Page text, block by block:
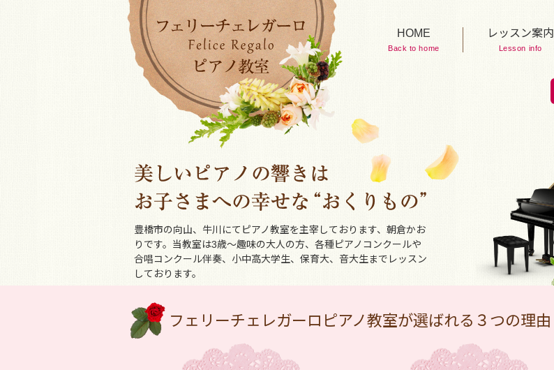
HOME
Back to home
レッスン案内
Lesson info
豊橋市の向山、牛川にてピアノ教室を主宰しております、朝倉かお
りです。当教室は3歳～趣味の大人の方、各種ピアノコンクールや
合唱コンクール伴奏、小中高大学生、保育大、音大生までレッスン
しております。
フェリーチェレガーロピアノ教室が選ばれる３つの理由